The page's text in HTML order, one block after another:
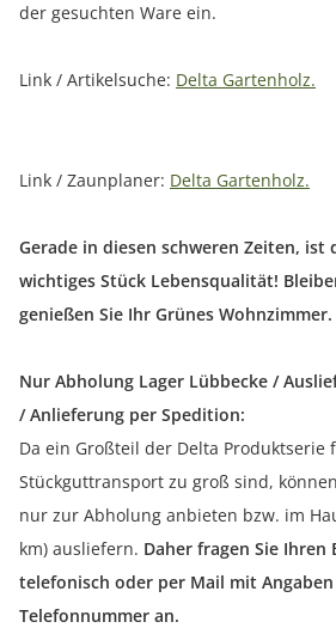
der gesuchten Ware ein.
Link / Artikelsuche: Delta Gartenholz.
Link / Zaunplaner: Delta Gartenholz.
Gerade in diesen schweren Zeiten, ist
wichtiges Stück Lebensqualität!
genießen Sie Ihr Grünes Wohnzimmer.
Nur Abholung Lager Lübbecke /
/ Anlieferung per Spedition:
Da ein Großteil der Delta Produktserie
Stückguttransport zu groß sind,
nur zur Abholung anbieten bzw. im
km) ausliefern. Daher fragen Sie
telefonisch oder per Mail mit
Telefonnummer an.